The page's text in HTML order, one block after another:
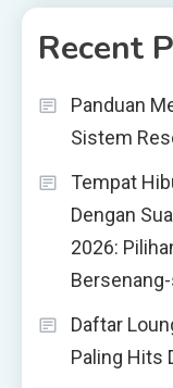
Recent
Panduan
Sistem
Tempat
Dengan
2026:
Daftar
Paling Hits